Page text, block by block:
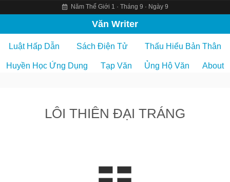
Năm Thế Giới 1 · Tháng 9 · Ngày 9
k
Văn Writer
Luật Hấp Dẫn Sách Điện Tử Thấu Hiểu Bản Thân
Huyền Học Ứng Dụng Tạp Văn Ủng Hộ Văn About
LÔI THIÊN ĐẠI TRÁNG